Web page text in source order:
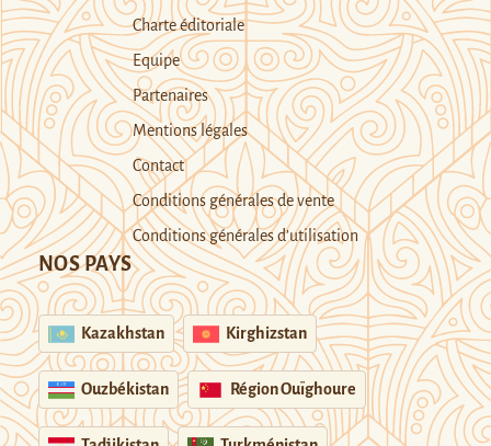
Charte éditoriale
Equipe
Partenaires
Mentions légales
Contact
Conditions générales de vente
Conditions générales d’utilisation
NOS PAYS
Kazakhstan Kirghizstan
Ouzbékistan Région Ouïghoure